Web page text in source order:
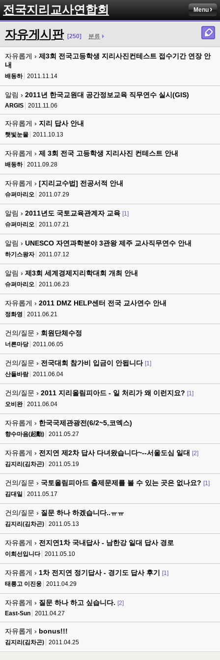
전국지리교사연합회 Menu
자유게시판 [250] 분류
자유롭게 › 제3회 전국고등학생 지리사진컨테스트 접수기간 연장 안
내
배동하 2011.11.14
알림 › 2011년 한국교원대 공간정보교육 직무연수 실시(GIS)
ARGIS 2011.11.06
자유롭게 › 지리 답사 안내
햇빛눈물 2011.10.13
자유롭게 › 제 3회 전국 고등학생 지리사진 컨테스트 안내
배동하 2011.09.28
자유롭게 › [지리교수법] 전공서적 안내
슈퍼마리오 2011.07.29
알림 › 2011년도 국토교육관계자 교육 [1]
슈퍼마리오
2011.07.21
알림 › UNESCO 자연과학분야 3관왕 제주 교사직무연수 안내
하기스왕자 2011.07.12
알림 › 제3회 세계경제지리학대회 개최 안내
슈퍼마리오 2011.06.23
자유롭게 › 2011 DMZ HELP센터 전국 교사연수 안내
정화영 2011.06.21
건의/질문 › 회원단체수정
너른마당 2011.06.05
건의/질문 › 전국대회 참가비 입금이 안됩니다 [1]
산들바람
2011.06.04
건의/질문 › 2011 지리올림피아드 - 일 처리가 왜 이런지요? [1]
오비완
2011.06.04
자유롭게 › 한국국제관광전(6/2~5,코엑스)
향수마음(起勳) 2011.05.27
자유롭게 › 전지연 제2차 답사 다녀왔습니다~--서울도심 일대
[2]
김지리(김차곤)
2011.05.19
건의/질문 › 국토올림피아드 출제문제를 볼 수 있는 곳은 없나요? [1]
김대일
2011.05.17
건의/질문 › 질문 하나 하겠습니다..ㅠㅠ
김지리(김차곤) 2011.05.13
자유롭게 › 전지연1차 국내답사 - 남한강 일대 답사 경로
이희선입니다 2011.05.10
자유롭게 › 1차 전지연 정기답사 - 경기도 답사 후기
[1]
태릉고 이진웅
2011.04.29
자유롭게 › 질문 하나 하고 싶습니다. [2]
East-Sun
2011.04.27
자유롭게 › bonus!!!
김지리(김차곤) 2011.04.25